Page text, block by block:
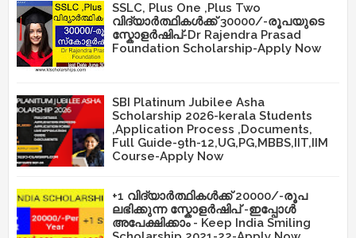
SSLC, Plus One ,Plus Two
വിദ്യാർത്ഥികൾക്ക് 30000/-രൂപയുടെ
സ്കോളർഷിപ്-Dr Rajendra Prasad
Foundation Scholarship-Apply Now
SBI Platinum Jubilee Asha
Scholarship 2026-kerala Students
,Application Process ,Documents,
Full Guide-9th-12,UG,PG,MBBS,IIT,IIM
Course-Apply Now
+1 വിദ്യാർത്ഥികൾക്ക് 20000/-രൂപ
ലഭിക്കുന്ന സ്കോളർഷിപ് -ഇപ്പോൾ
അപേക്ഷിക്കാം - Keep India Smiling